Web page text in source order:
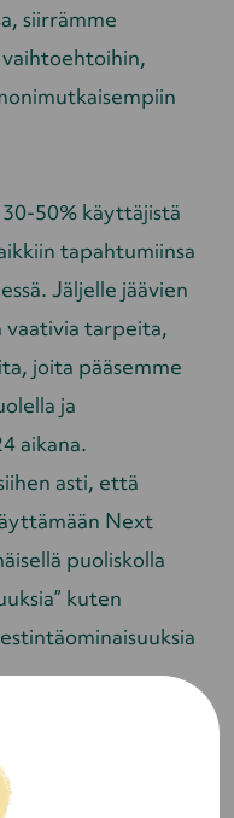
siirrämme
50% käyttäjistä
tapahtumiinsa
Jäljelle jäävien
vaativia tarpeita,
joita pääsemme
ja
aikana.
asti, että
Next
puoliskolla
kuten
tärkeää se on